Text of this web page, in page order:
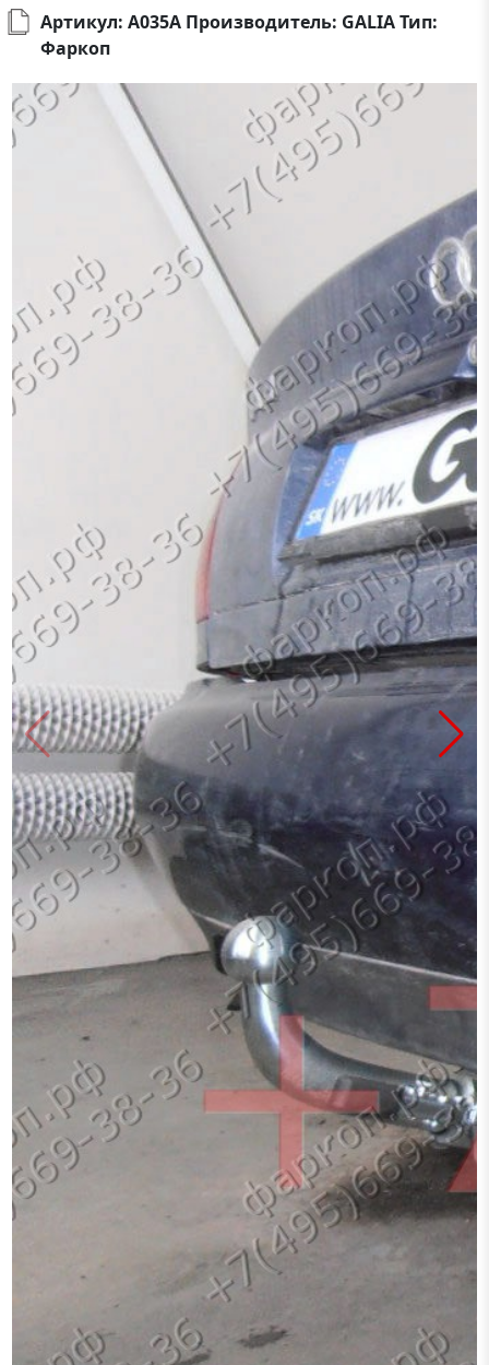
Артикул: A035A Производитель: GALIA Тип:
Фаркоп